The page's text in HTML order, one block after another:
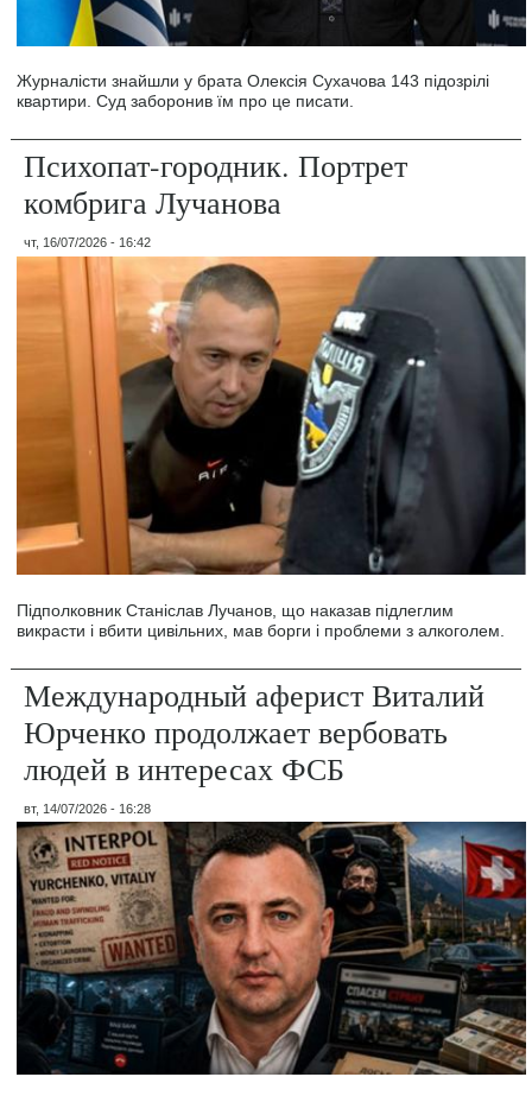
Журналісти знайшли у брата Олексія Сухачова 143 підозрілі
квартири. Суд заборонив їм про це писати.
Психопат-городник. Портрет
комбрига Лучанова
чт, 16/07/2026 - 16:42
Підполковник Станіслав Лучанов, що наказав підлеглим
викрасти і вбити цивільних, мав борги і проблеми з алкоголем.
Международный аферист Виталий
Юрченко продолжает вербовать
людей в интересах ФСБ
вт, 14/07/2026 - 16:28